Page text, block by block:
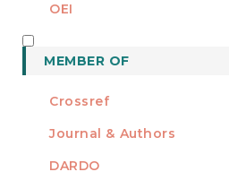
OEI
MEMBER OF
Crossref
Journal & Authors
DARDO